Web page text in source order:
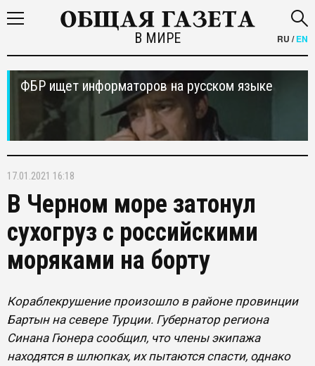
В МИРЕ RU /EN
ФБР ищет информаторов на русском языке
17.01.2021 16:18
В Черном море затонул
сухогруз с российскими
моряками на борту
Кораблекрушение произошло в районе провинции
Бартын на севере Турции. Губернатор региона
Синана Гюнера сообщил, что члены экипажа
находятся в шлюпках, их пытаются спасти, однако